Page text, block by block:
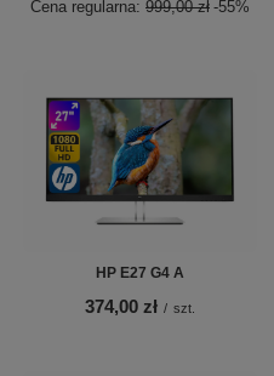
Cena regularna: 999,00 zł -55%
HP E27 G4 A
374,00 zł / szt.